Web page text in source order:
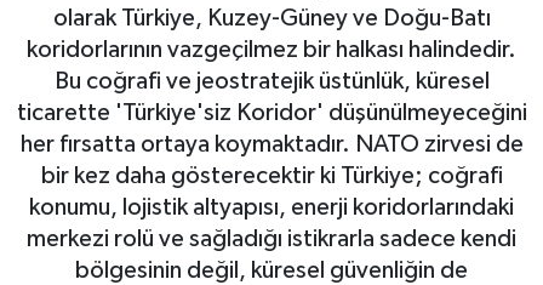
olarak Türkiye, Kuzey-Güney ve Doğu-Batı
koridorlarının vazgeçilmez bir halkası halindedir.
Bu coğrafi ve jeostratejik üstünlük, küresel
ticarette 'Türkiye'siz Koridor' düşünülmeyeceğini
her fırsatta ortaya koymaktadır. NATO zirvesi de
bir kez daha gösterecektir ki Türkiye; coğrafi
konumu, lojistik altyapısı, enerji koridorlarındaki
merkezi rolü ve sağladığı istikrarla sadece kendi
bölgesinin değil, küresel güvenliğin de
Spor
Eğitim